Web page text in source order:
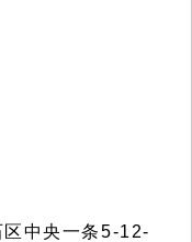
中央一条5-12-